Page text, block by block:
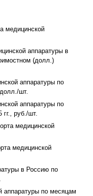
медицинской
аппаратуры в
(долл.)
аппаратуры по
шт.
аппаратуры по
руб./шт.
медицинской
медицинской
в Россию по
аппаратуры по месяцам